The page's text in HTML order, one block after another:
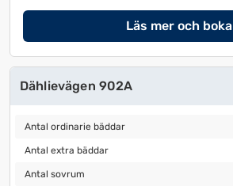
Läs mer och boka
Dählievägen 902A
Antal ordinarie bäddar
Antal ordinarie bäddar
Antal extra bäddar
Antal extra bäddar
Antal sovrum
Antal sovrum